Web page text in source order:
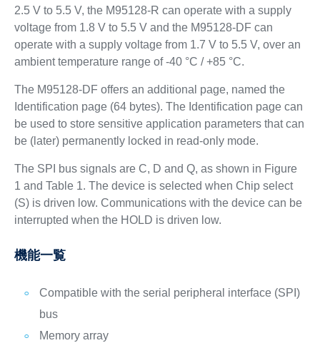
2.5 V to 5.5 V, the M95128-R can operate with a supply
voltage from 1.8 V to 5.5 V and the M95128-DF can
operate with a supply voltage from 1.7 V to 5.5 V, over an
ambient temperature range of -40 °C / +85 °C.
The M95128-DF offers an additional page, named the
Identification page (64 bytes). The Identification page can
be used to store sensitive application parameters that can
be (later) permanently locked in read-only mode.
The SPI bus signals are C, D and Q, as shown in Figure
1 and Table 1. The device is selected when Chip select
(S) is driven low. Communications with the device can be
interrupted when the HOLD is driven low.
機能一覧
Compatible with the serial peripheral interface (SPI)
bus
Memory array